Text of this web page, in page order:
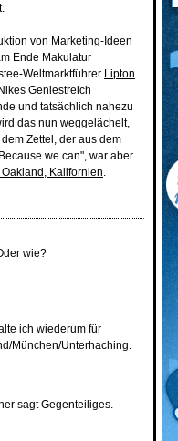
von Marketing-Ideen
Ende Makulatur
Weltmarktführer Lipton
Geniestreich
und tatsächlich nahezu
das nun weggelächelt,
Zettel, der aus dem
we can", war aber
Kalifornien.
wie?
ich wiederum für
München/Unterhaching.
sagt Gegenteiliges.